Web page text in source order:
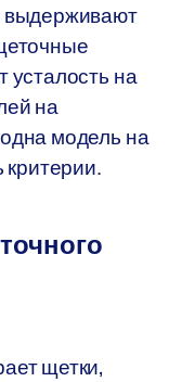
усталость на
на
модель на
критерии.
щетки,